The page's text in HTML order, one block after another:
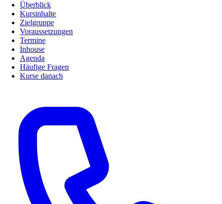
Überblick
Kursinhalte
Zielgruppe
Voraussetzungen
Termine
Inhouse
Agenda
Häufige Fragen
Kurse danach